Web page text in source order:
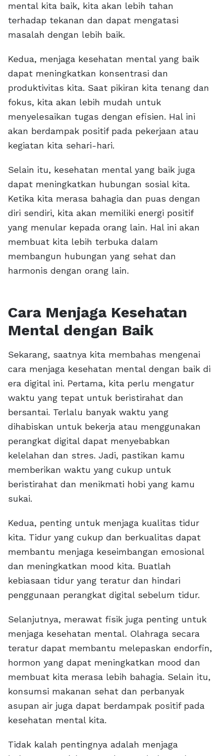
mental kita baik, kita akan lebih tahan
terhadap tekanan dan dapat mengatasi
masalah dengan lebih baik.
Kedua, menjaga kesehatan mental yang baik
dapat meningkatkan konsentrasi dan
produktivitas kita. Saat pikiran kita tenang dan
fokus, kita akan lebih mudah untuk
menyelesaikan tugas dengan efisien. Hal ini
akan berdampak positif pada pekerjaan atau
kegiatan kita sehari-hari.
Selain itu, kesehatan mental yang baik juga
dapat meningkatkan hubungan sosial kita.
Ketika kita merasa bahagia dan puas dengan
diri sendiri, kita akan memiliki energi positif
yang menular kepada orang lain. Hal ini akan
membuat kita lebih terbuka dalam
membangun hubungan yang sehat dan
harmonis dengan orang lain.
Cara Menjaga Kesehatan
Mental dengan Baik
Sekarang, saatnya kita membahas mengenai
cara menjaga kesehatan mental dengan baik di
era digital ini. Pertama, kita perlu mengatur
waktu yang tepat untuk beristirahat dan
bersantai. Terlalu banyak waktu yang
dihabiskan untuk bekerja atau menggunakan
perangkat digital dapat menyebabkan
kelelahan dan stres. Jadi, pastikan kamu
memberikan waktu yang cukup untuk
beristirahat dan menikmati hobi yang kamu
sukai.
Kedua, penting untuk menjaga kualitas tidur
kita. Tidur yang cukup dan berkualitas dapat
membantu menjaga keseimbangan emosional
dan meningkatkan mood kita. Buatlah
kebiasaan tidur yang teratur dan hindari
penggunaan perangkat digital sebelum tidur.
Selanjutnya, merawat fisik juga penting untuk
menjaga kesehatan mental. Olahraga secara
teratur dapat membantu melepaskan endorfin,
hormon yang dapat meningkatkan mood dan
membuat kita merasa lebih bahagia. Selain itu,
konsumsi makanan sehat dan perbanyak
asupan air juga dapat berdampak positif pada
kesehatan mental kita.
Tidak kalah pentingnya adalah menjaga